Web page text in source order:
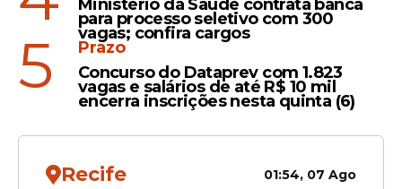
Ministério da Saúde contrata banca
para processo seletivo com 300
vagas; confira cargos
5
Prazo
Concurso do Dataprev com 1.823
vagas e salários de até R$ 10 mil
encerra inscrições nesta quinta (6)
Recife 01:54, 07 Ago